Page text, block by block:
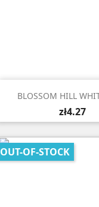
 Quick
BLOSSOM HILL
zł4.27
OUT-OF-STOCK